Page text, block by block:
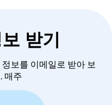
받기
보를 이메일로 받아 보
매주